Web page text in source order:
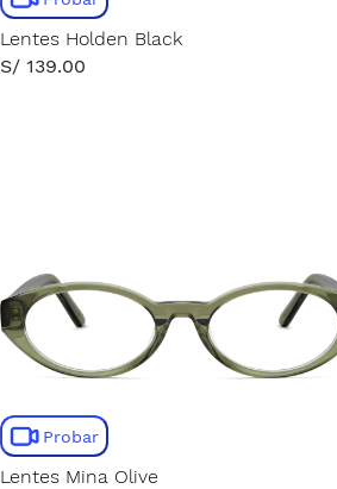
Lentes Holden Black
S/ 139.00
Probar
Lentes Mina Olive